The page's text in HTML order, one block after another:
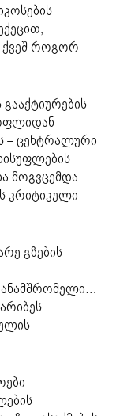
როგორ
– ცენტრალური
მოგვცემდა
კრიტიკული
გზების